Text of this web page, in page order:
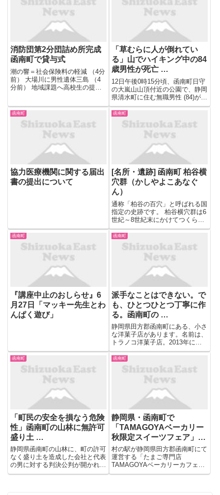
消防団第2分団詰め所完成
函南町で貸与式
潮の響＝社会保険料の軽減 （4分
前） 大場川に男性遺体三島 （4
分前） 地域課題へ高校生の提言
に寄せられた善意を寄付 伊豆の
国 （4分前） 北条義時に関する
歴史講演会 ３１日 ...
「草むらに人が倒れてい
る」山でハイキング中の84
歳男性が死亡 …
12日午後0時15分頃、函南町日守
の大嵐山山頂付近の公園で、静岡
県清水町に住む無職男性 (84)が倒
れているのを通行人がみつけ、
「草むらに人が倒れている」と
119番通報しました。男性は意識
不明の重体で病院に運ばれました
が、その後、死亡が確認...
函南町
協力医療機関に関する届出
書の提出について
函南町
[名所・遺跡] 函南町 柏谷横
穴群（かしやよこあなぐ
ん）
通称「柏谷の百穴」と呼ばれる国
指定の史跡です。 柏谷横穴群は6
世紀～8世紀末にかけてつくられ
た墓群です。横穴とは、古墳時代
後期に盛行した、丘陵斜面に穴を
横に掘って墓室とした埋葬様式の
お墓で「横穴墓」のことです。こ
こ柏谷横穴群は崖面に300 ...
函南町
『講座中止のおしらせ』6
月27日「マッキー先生とわ
んぱく遊び」
函南町
派手なことはできない。で
も、ひとつひとつ丁寧に作
る。函南町の …
静岡県田方郡函南町にある、小さ
な洋菓子店があります。名前は、
トラノコ洋菓子店。2013年に創
業して以来、シンプルな素材で、
できたてのおいしさを大切にしな
がら、季節感のあるクッキーや焼
き菓子、甘すぎないシンプルなケ
ーキを、ひとつひとつ丁寧に作...
函南町
「町民の安全を損なう危険
性」函南町の山林に無許可
盛り土 …
静岡県函南町の山林に、町の許可
なく盛り土を造成した会社と代表
の男に対する判決公判が開かれ、
静岡地方裁判所沼津支部はいずれ
函南町
静岡県・函南町で
「TAMAGOYAベーカリー
秋限定スイーツフェア」開
催
村の駅が静岡県田方郡函南町にて
運営する「たまご専門店
TAMAGOYAベーカリーカフェ」
では11月30日までの期間、